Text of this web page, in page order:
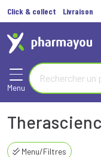
Click & collect Livraison
Menu
Menu/Filtres